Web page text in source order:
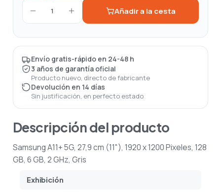
1 Añadir a la cesta
Envío gratis-rápido en 24-48 h
3 años de garantía oficial
Producto nuevo, directo de fabricante
Devolución en 14 días
Sin justificación, en perfecto estado
Descripción del producto
Samsung A11+ 5G, 27,9 cm (11"), 1920 x 1200 Pixeles, 128
GB, 6 GB, 2 GHz, Gris
Exhibición